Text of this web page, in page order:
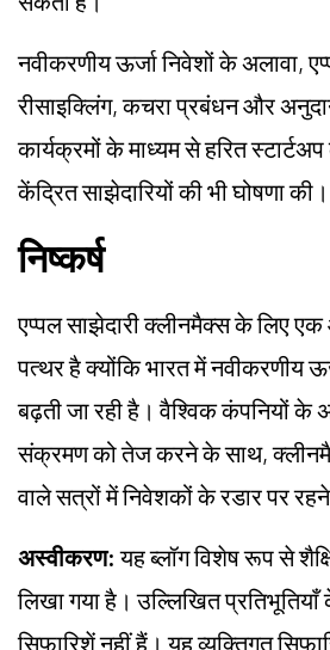
नवीकरणीय ऊर्जा निवेशों के अलावा,
रीसाइक्लिंग, कचरा प्रबंधन और
कार्यक्रमों के माध्यम से हरित
केंद्रित साझेदारियों की भी घोषणा की।
निष्कर्ष
एप्पल साझेदारी क्लीनमैक्स के लिए
पत्थर है क्योंकि भारत में नवीकरणीय
बढ़ती जा रही है। वैश्विक कंपनियों के
संक्रमण को तेज करने के साथ,
वाले सत्रों में निवेशकों के रडार पर
अस्वीकरण:यह ब्लॉग विशेष रूप से
लिखा गया है। उल्लिखित
सिफारिशें नहीं हैं। यह व्यक्तिगत